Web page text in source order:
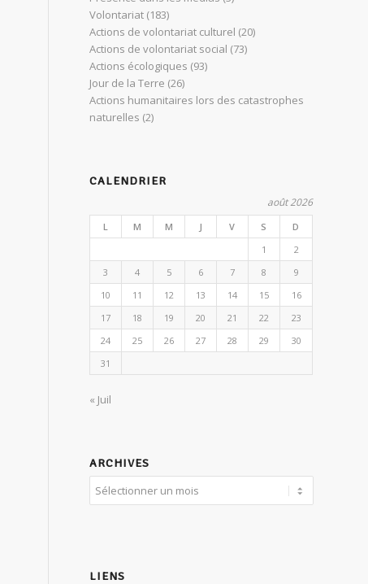
Volontariat (183)
Actions de volontariat culturel (20)
Actions de volontariat social (73)
Actions écologiques (93)
Jour de la Terre (26)
Actions humanitaires lors des catastrophes
naturelles (2)
CALENDRIER
août 2026
L M M J V S
D
1
2
3
4 5 6 7 8
9
10
11 12 13 14 15
16
17
18 19 20 21 22
23
24
25 26 27 28 29
30
31
« Juil
ARCHIVES
LIENS